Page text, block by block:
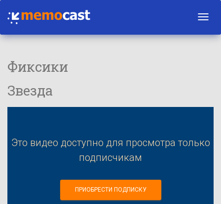
Фиксики
Звезда
Это видео доступно для просмотра только
подписчикам
ПРИОБРЕСТИ ПОДПИСКУ